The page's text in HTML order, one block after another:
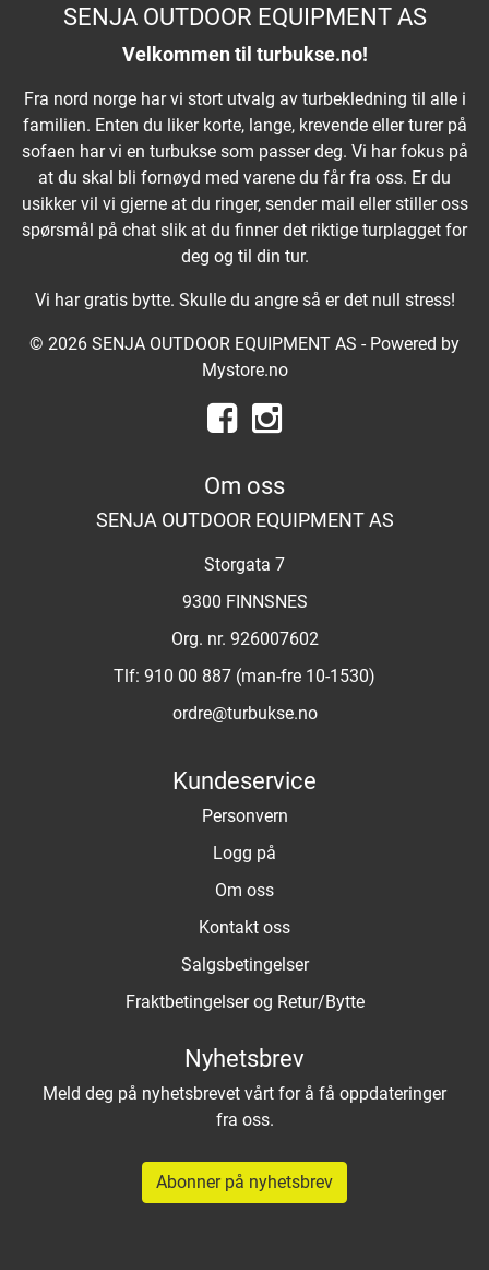
SENJA OUTDOOR EQUIPMENT AS
Velkommen til turbukse.no!
Fra nord norge har vi stort utvalg av turbekledning til alle i
familien. Enten du liker korte, lange, krevende eller turer på
sofaen har vi en turbukse som passer deg. Vi har fokus på
at du skal bli fornøyd med varene du får fra oss. Er du
usikker vil vi gjerne at du ringer, sender mail eller stiller oss
spørsmål på chat slik at du finner det riktige turplagget for
deg og til din tur.
Vi har gratis bytte. Skulle du angre så er det null stress!
© 2026 SENJA OUTDOOR EQUIPMENT AS - Powered by
Mystore.no
Om oss
SENJA OUTDOOR EQUIPMENT AS
Storgata 7
9300 FINNSNES
Org. nr. 926007602
Tlf: 910 00 887 (man-fre 10-1530)
ordre@turbukse.no
Kundeservice
Personvern
Logg på
Om oss
Kontakt oss
Salgsbetingelser
Fraktbetingelser og Retur/Bytte
Nyhetsbrev
Meld deg på nyhetsbrevet vårt for å få oppdateringer
fra oss.
Abonner på nyhetsbrev